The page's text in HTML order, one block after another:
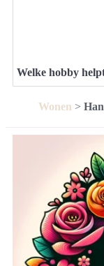
Welke hobby
Wonen >